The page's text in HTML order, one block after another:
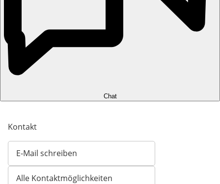
Chat
Kontakt
E-Mail schreiben
Öffnet E-Mail-Client
Alle Kontaktmöglichkeiten